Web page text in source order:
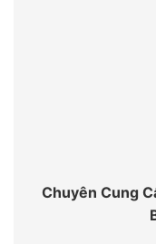
Chuyên Cung